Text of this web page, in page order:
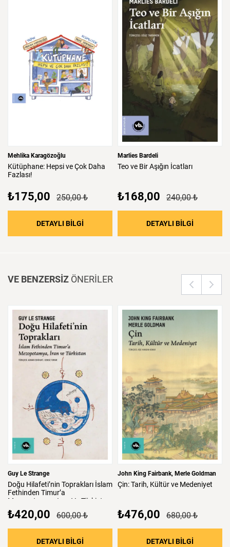
Mehlika Karagözoğlu
Kütüphane: HepsiveÇok Daha
Fazlası!
₺175,00 250,00 ₺
DETAYLI BİLGİ : Kütüphane: Hepsi ve Çok Daha Fazlası!
Marlies Bardeli
Teove BirAşığın İcatları
₺168,00 240,00 ₺
DETAYLI BİLGİ
VE BENZERSİZ ÖNERİLER
Guy Le Strange
Doğu Hilafeti’nin Toprakları İslam
Fethinden Timur’a
Mezopotamya,
Iran Ve Türkistan
₺420,00 600,00 ₺
DETAYLI BİLGİ : Doğu Hilafeti’nin Toprakları İslam
John King Fairbank Merle Goldman
Çin:Tarih, Kültürve Medeniyet
₺476,00 680,00 ₺
DETAYLI BİLGİ